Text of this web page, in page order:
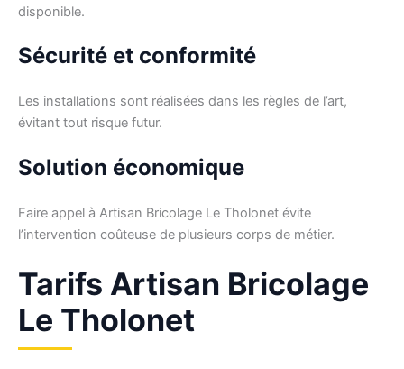
disponible.
Sécurité et conformité
Les installations sont réalisées dans les règles de l’art,
évitant tout risque futur.
Solution économique
Faire appel à Artisan Bricolage Le Tholonet évite
l’intervention coûteuse de plusieurs corps de métier.
Tarifs Artisan Bricolage
Le Tholonet